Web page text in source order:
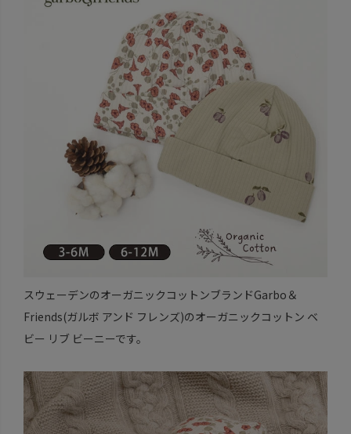
スウェーデンのオーガニックコットンブランドGarbo＆
Friends(ガルボ アンド フレンズ)のオーガニックコットン ベ
ビー リブ ビーニーです。